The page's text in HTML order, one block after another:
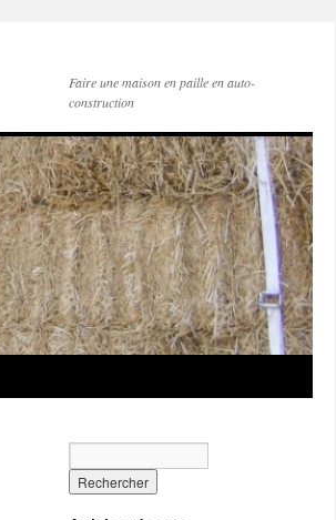
Faire une maison en paille en auto-
construction